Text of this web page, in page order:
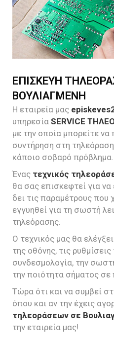
ΕΠΙΣΚΕΥΗ
ΒΟΥΛΙΑΓΜΕΝΗ
Η εταιρεία μας
υπηρεσία SERVICE
με την οποία μπορείτε να
συντήρηση στη
κάποιο σοβαρό πρόβλημα.
Ένας τεχνικός
θα σας επισκεφτεί για να
δει τις παραμέτρους που
εγγυηθεί για τη σωστή
τηλεόρασης.
Ο τεχνικός μας θα
της οθόνης, τις
συνδεσμολογία, την
την ποιότητα σήματος
Τώρα ότι και να συμβεί
όπου και αν την έχεις
τηλεοράσεων σε
την εταιρεία μας!